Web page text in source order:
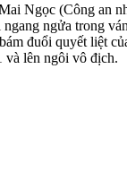
Ngọc (Công an
ngửa trong
đuổi quyết liệt
và lên ngôi vô địch.